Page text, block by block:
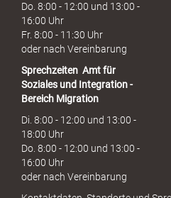
Do. 8:00 - 12:00 und 13:00 -
16:00 Uhr
Fr. 8:00 - 11:30 Uhr
oder nach Vereinbarung
Sprechzeiten Amt für
Soziales und Integration -
Bereich Migration
Di. 8:00 - 12:00 und 13:00 -
18:00 Uhr
Do. 8:00 - 12:00 und 13:00 -
16:00 Uhr
oder nach Vereinbarung